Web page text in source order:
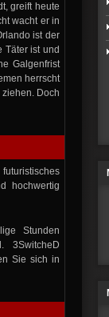
greift heute
wacht er in
ist der
Täter ist und
Galgenfrist
herrscht
Doch
hochwertig
Stunden
3SwitcheD
Sie sich in